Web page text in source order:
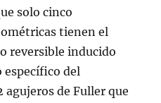
solo cinco
tienen el
reversible inducido
específico del
agujeros de Fuller que